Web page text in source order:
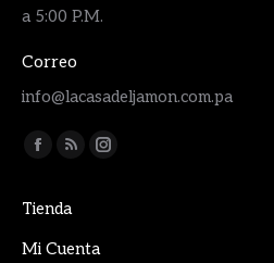
a 5:00 P.M.
Correo
info@lacasadeljamon.com.pa
Encuéntranos en:
Facebook
opens
in
Rss
opens
in
Instagram
Tienda
Mi Cuenta